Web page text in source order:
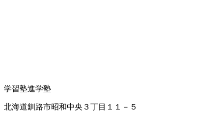
学習塾進学塾
北海道釧路市昭和中央３丁目１１－５